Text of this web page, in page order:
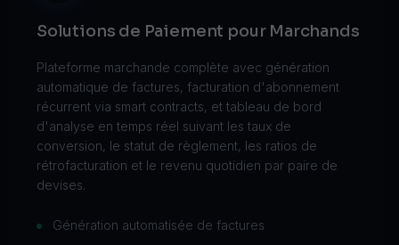
Solutions de Paiement pour Marchands
Plateforme marchande complète avec génération
automatique de factures, facturation d'abonnement
récurrent via smart contracts, et tableau de bord
d'analyse en temps réel suivant les taux de
conversion, le statut de règlement, les ratios de
rétrofacturation et le revenu quotidien par paire de
devises.
Génération automatisée de factures